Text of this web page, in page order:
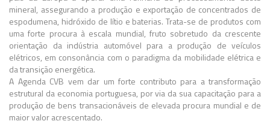
mineral, assegurando a produção e exportação de concentrados de
espodumena, hidróxido de lítio e baterias. Trata-se de produtos com
uma forte procura à escala mundial, fruto sobretudo da crescente
orientação da indústria automóvel para a produção de veículos
elétricos, em consonância com o paradigma da mobilidade elétrica e
da transição energética.
A Agenda CVB vem dar um forte contributo para a transformação
estrutural da economia portuguesa, por via da sua capacitação para a
produção de bens transacionáveis de elevada procura mundial e de
maior valor acrescentado.